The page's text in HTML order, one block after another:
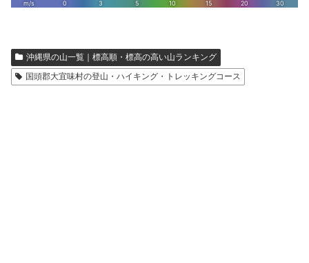
沖縄県の山一覧｜標高順・標高の高い山ランキング
国頭郡大宜味村の登山・ハイキング・トレッキングコース